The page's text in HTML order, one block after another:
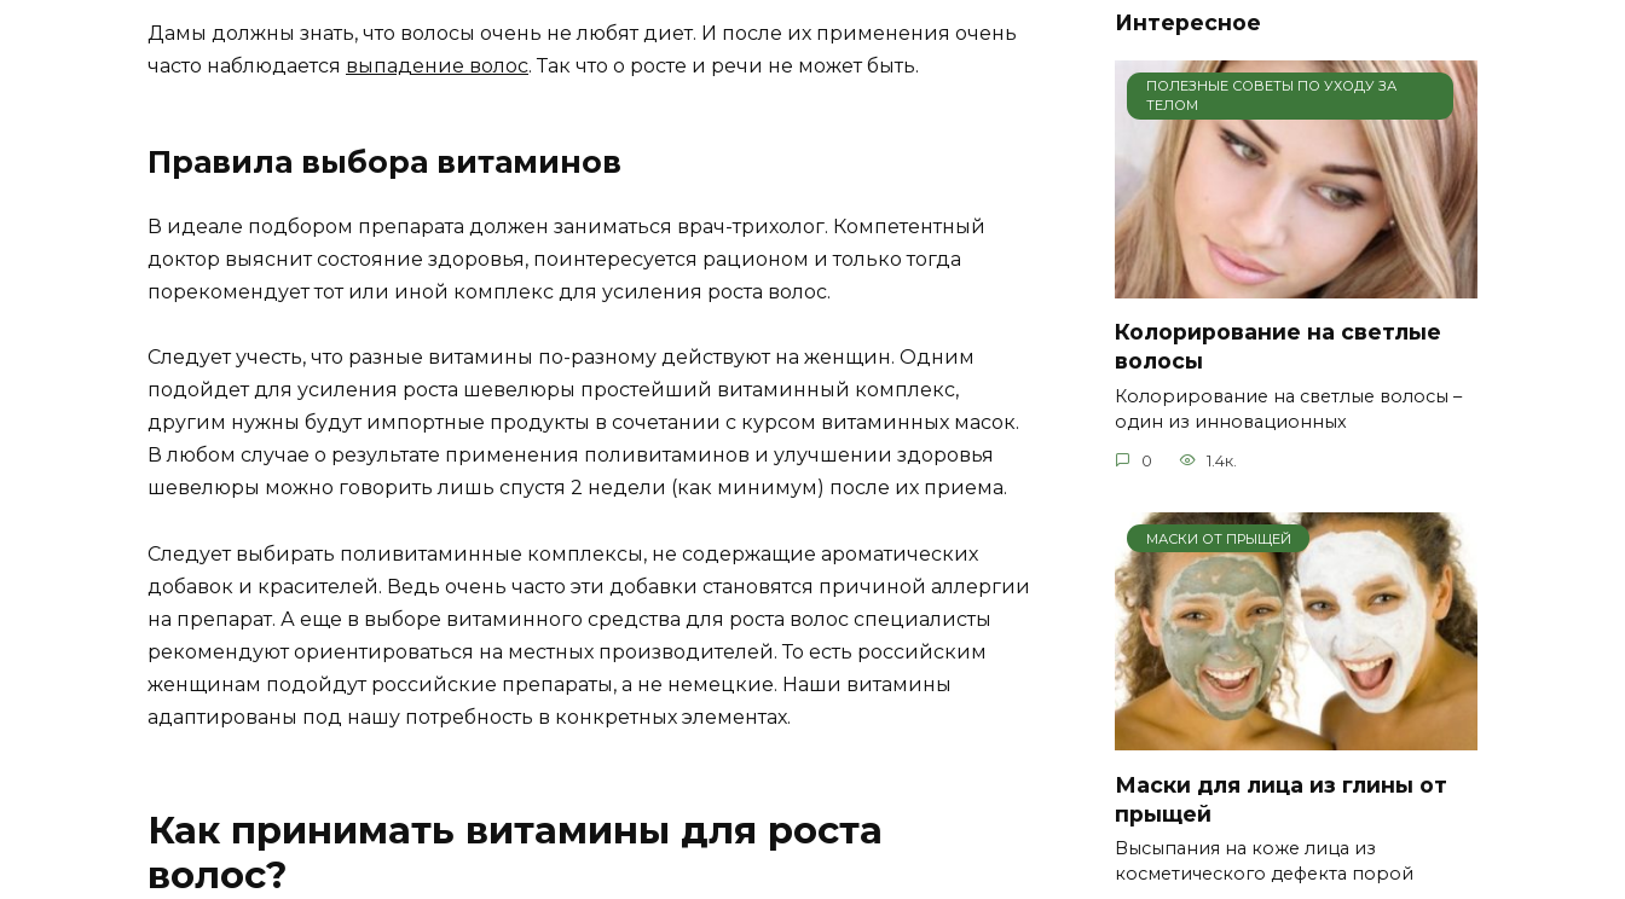
Дамы должны знать, что волосы очень не любят диет. И после их применения очень
часто наблюдается выпадение волос. Так что о росте и речи не может быть.
Правила выбора витаминов
В идеале подбором препарата должен заниматься врач-трихолог. Компетентный
доктор выяснит состояние здоровья, поинтересуется рационом и только тогда
порекомендует тот или иной комплекс для усиления роста волос.
Следует учесть, что разные витамины по-разному действуют на женщин. Одним
подойдет для усиления роста шевелюры простейший витаминный комплекс,
другим нужны будут импортные продукты в сочетании с курсом витаминных масок.
В любом случае о результате применения поливитаминов и улучшении здоровья
шевелюры можно говорить лишь спустя 2 недели (как минимум) после их приема.
Следует выбирать поливитаминные комплексы, не содержащие ароматических
добавок и красителей. Ведь очень часто эти добавки становятся причиной аллергии
на препарат. А еще в выборе витаминного средства для роста волос специалисты
рекомендуют ориентироваться на местных производителей. То есть российским
женщинам подойдут российские препараты, а не немецкие. Наши витамины
адаптированы под нашу потребность в конкретных элементах.
Как принимать витамины для роста
волос?
Интересное
ПОЛЕЗНЫЕ СОВЕТЫ ПО УХОДУ ЗА
ТЕЛОМ
Колорирование на светлые
волосы
Колорирование на светлые волосы –
один из инновационных
0 1.4к.
МАСКИ ОТ ПРЫЩЕЙ
Маски для лица из глины от
прыщей
Высыпания на коже лица из
косметического дефекта порой